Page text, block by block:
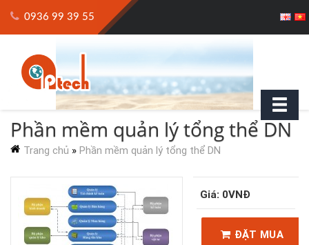
0936 99 39 55
Phần mềm quản lý tổng thể DN
Trang chủ » Phần mềm quản lý tổng thể DN
Giá: 0VNĐ
ĐẶT MUA